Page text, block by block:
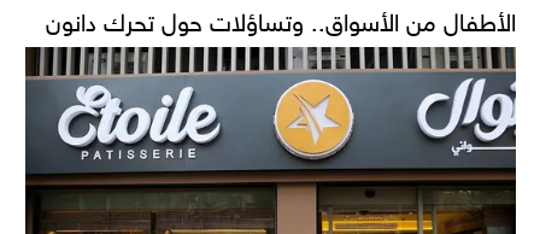
الأطفال من الأسواق.. وتساؤلات حول تحرك دانون